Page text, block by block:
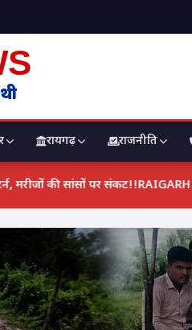
रायगढ़ राजनीति
की मांग को लेकर अनिश्चितकालीन